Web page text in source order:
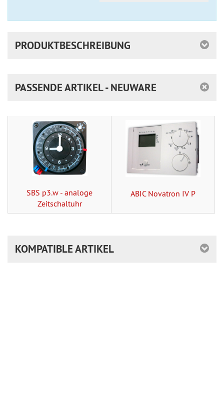
PRODUKTBESCHREIBUNG
PASSENDE ARTIKEL - NEUWARE
SBS p3.w - analoge
Zeitschaltuhr
ABIC Novatron IV P
KOMPATIBLE ARTIKEL